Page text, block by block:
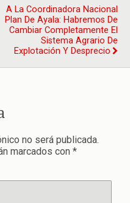
A La Coordinadora Nacional
Plan De Ayala: Habremos De
Cambiar Completamente El
Sistema Agrario De
Explotación Y Desprecio
no será publicada.
marcados con *